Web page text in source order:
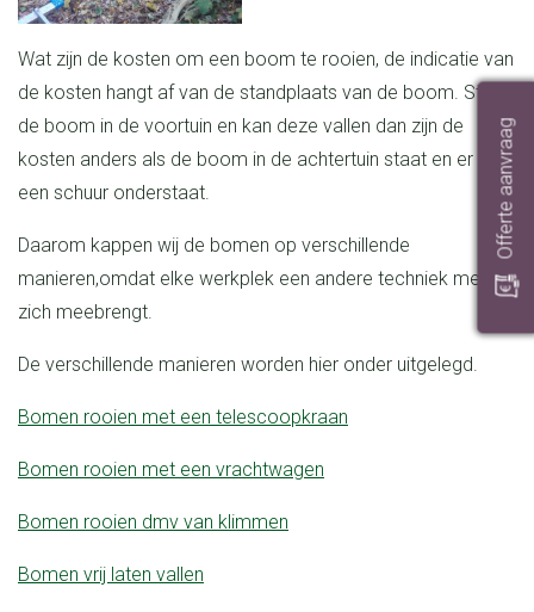
Wat zijn de kosten om een boom te rooien, de indicatie van
de kosten hangt af van de standplaats van de boom. Staat
de boom in de voortuin en kan deze vallen dan zijn de
kosten anders als de boom in de achtertuin staat en er bv
een schuur onderstaat.
Daarom kappen wij de bomen op verschillende
manieren,omdat elke werkplek een andere techniek met
zich meebrengt.
De verschillende manieren worden hier onder uitgelegd.
bomen rooien met een telescoopkraan
bomen rooien met een vrachtwagen
bomen rooien dmv van klimmen
bomen vrij laten vallen
Offerte aanvraag